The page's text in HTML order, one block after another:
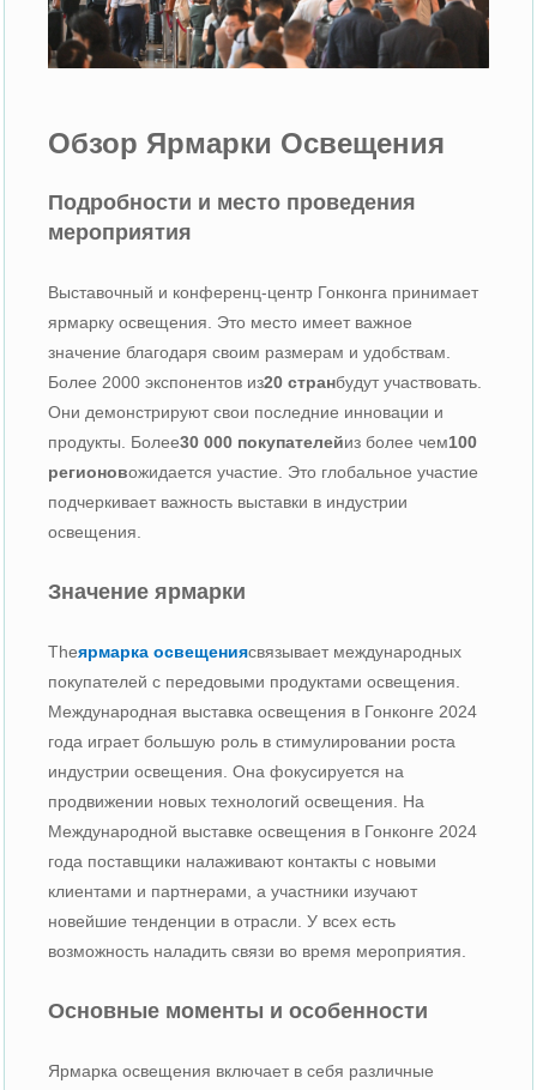
Обзор Ярмарки Освещения
Подробности и место проведения
мероприятия
Выставочный и конференц-центр Гонконга принимает
ярмарку освещения. Это место имеет важное
значение благодаря своим размерам и удобствам.
Более 2000 экспонентов из20 странбудут участвовать.
Они демонстрируют свои последние инновации и
продукты. Более30 000 покупателейиз более чем100
регионовожидается участие. Это глобальное участие
подчеркивает важность выставки в индустрии
освещения.
Значение ярмарки
Theярмарка освещениясвязывает международных
покупателей с передовыми продуктами освещения.
Международная выставка освещения в Гонконге 2024
года играет большую роль в стимулировании роста
индустрии освещения. Она фокусируется на
продвижении новых технологий освещения. На
Международной выставке освещения в Гонконге 2024
года поставщики налаживают контакты с новыми
клиентами и партнерами, а участники изучают
новейшие тенденции в отрасли. У всех есть
возможность наладить связи во время мероприятия.
Основные моменты и особенности
Ярмарка освещения включает в себя различные